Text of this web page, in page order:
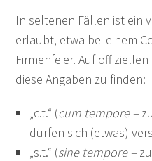
In seltenen Fällen ist ein
erlaubt, etwa bei einem
Firmenfeier. Auf
diese Angaben zu finden:
„c.t.“ (cum tempore–
dürfen sich (etwas)
„s.t.“ (sine tempore–